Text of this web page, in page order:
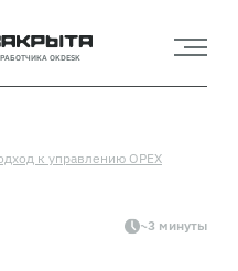
OKDESK
к управлению OPEX
~3 минуты